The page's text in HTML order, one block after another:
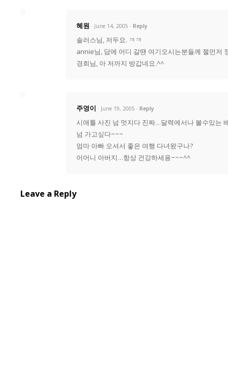
혜원 · June 14, 2005 Reply
솔러스님, 저두요. ㅋㅋ
annie님, 담에 어디 갈땐 여기오시는분들께 젤먼저
경희님, 아 저까지 방갑네요.^^
주영이 · June 19, 2005 Reply
시애틀 사진 넘 멋지다 진짜…달력에서나 볼수있는
넘 가고싶다~~~
엄마 아빠 오셔서 좋은 여행 다녀왔구나?
어머니 아버지…항상 건강하세용~~~^^
Leave a Reply